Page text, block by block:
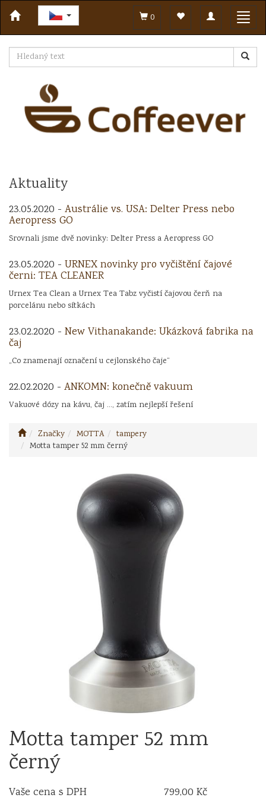
Toggle
navigation
0
Aktuality
23.05.2020 - Austrálie vs. USA: Delter Press nebo
Aeropress GO
Srovnali jsme dvě novinky: Delter Press a Aeropress GO
23.05.2020 - URNEX novinky pro vyčištění čajové
černi: TEA CLEANER
Urnex Tea Clean a Urnex Tea Tabz vyčistí čajovou čerň na
porcelánu nebo sítkách
23.02.2020 - New Vithanakande: Ukázková fabrika na
čaj
„Co znamenají označení u cejlonského čaje“
22.02.2020 - ANKOMN: konečně vakuum
Vakuové dózy na kávu, čaj ..., zatím nejlepší řešení
Značky MOTTA
tampery
Motta tamper 52 mm černý
Motta tamper 52 mm
černý
Vaše cena s DPH
799,00 Kč